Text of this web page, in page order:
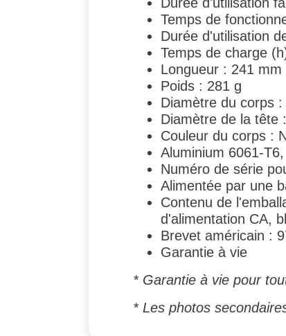
Temps de
Durée d'utilisation
Temps de charge
Longueur : 241 mm
Poids : 281 g
Diamètre du corps
Diamètre de la tête
Couleur du corps :
Aluminium 6061-
Numéro de série
Alimentée par une
Contenu de
d'alimentation CA,
Brevet américain :
Garantie à vie
* Garantie à vie pour
* Les photos